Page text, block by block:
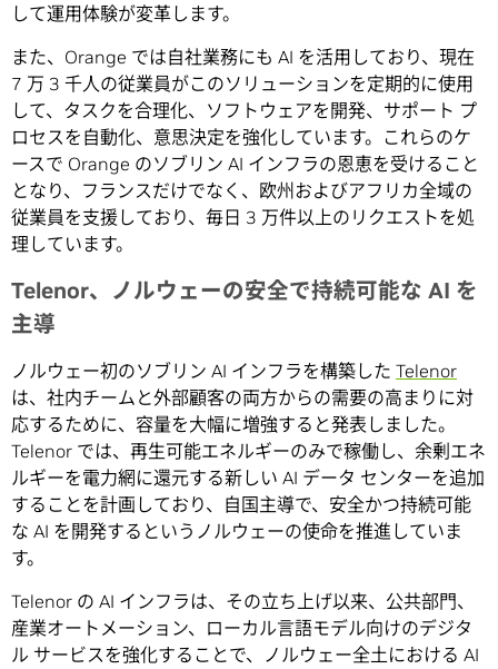
して運用体験が変革します。
また、Orange では自社業務にも AI を活用しており、現在
7 万 3 千人の従業員がこのソリューションを定期的に使用
して、タスクを合理化、ソフトウェアを開発、サポート プ
ロセスを自動化、意思決定を強化しています。これらのケ
ースで Orange のソブリン AI インフラの恩恵を受けること
となり、フランスだけでなく、欧州およびアフリカ全域の
従業員を支援しており、毎日 3 万件以上のリクエストを処
理しています。
Telenor、ノルウェーの安全で持続可能な AI を
主導
ノルウェー初のソブリン AI インフラを構築した Telenor
は、社内チームと外部顧客の両方からの需要の高まりに対
応するために、容量を大幅に増強すると発表しました。
Telenor では、再生可能エネルギーのみで稼働し、余剰エネ
ルギーを電力網に還元する新しい AI データ センターを追加
することを計画しており、自国主導で、安全かつ持続可能
な AI を開発するというノルウェーの使命を推進していま
す。
Telenor の AI インフラは、その立ち上げ以来、公共部門、
産業オートメーション、ローカル言語モデル向けのデジタ
ル サービスを強化することで、ノルウェー全土における AI